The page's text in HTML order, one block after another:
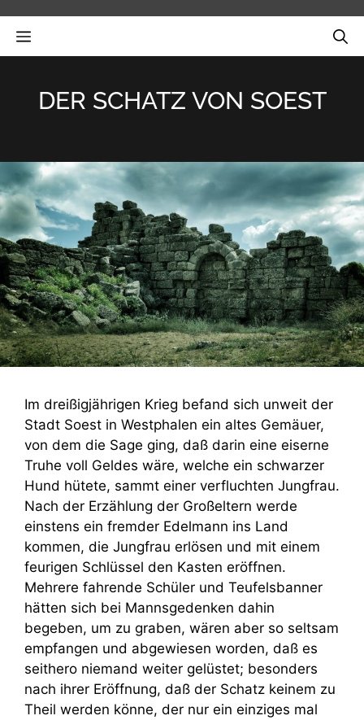
InhaltMENÜ
DER SCHATZ VON SOEST
Im dreißigjährigen Krieg befand sich unweit der
Stadt Soest in Westphalen ein altes Gemäuer,
von dem die Sage ging, daß darin eine eiserne
Truhe voll Geldes wäre, welche ein schwarzer
Hund hütete, sammt einer verfluchten Jungfrau.
Nach der Erzählung der Großeltern werde
einstens ein fremder Edelmann ins Land
kommen, die Jungfrau erlösen und mit einem
feurigen Schlüssel den Kasten eröffnen.
Mehrere fahrende Schüler und Teufelsbanner
hätten sich bei Mannsgedenken dahin
begeben, um zu graben, wären aber so seltsam
empfangen und abgewiesen worden, daß es
seithero niemand weiter gelüstet; besonders
nach ihrer Eröffnung, daß der Schatz keinem zu
Theil werden könne, der nur ein einziges mal